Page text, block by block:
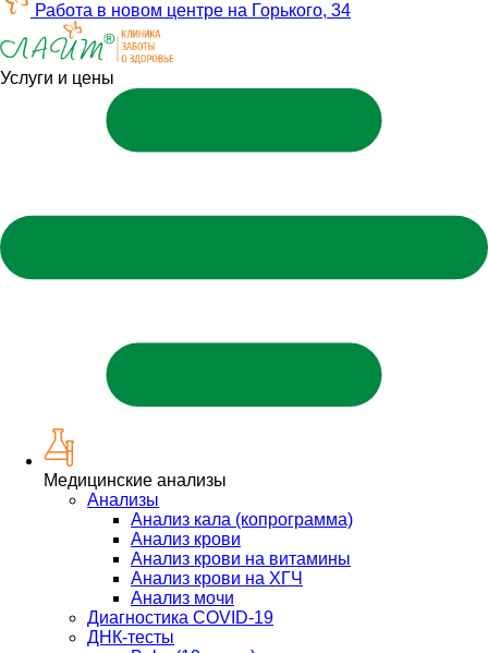
Работа в новом центре на Горького, 34
Услуги и цены
Медицинские анализы
Анализы
Анализ кала (копрограмма)
Анализ крови
Анализ крови на витамины
Анализ крови на ХГЧ
Анализ мочи
Диагностика COVID-19
ДНК-тесты